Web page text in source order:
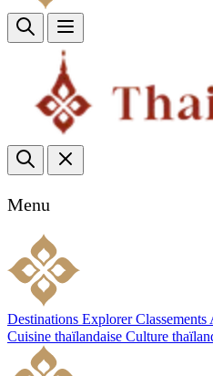
Menu
Destinations Explorer Classements
Cuisine thaïlandaise Culture